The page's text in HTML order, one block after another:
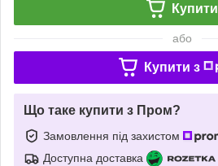
Купити
або
Купити з
Що таке купити з Пром?
Замовлення під захистом
Доступна доставка